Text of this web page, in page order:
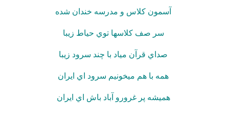
آسمون كلاس و مدرسه خندان شده
سر صف كلاسها توي حياط زيبا
صداي قرآن مياد با چند سرود زيبا
همه با هم ميخونيم سرود اي ايران
هميشه پر غرورو آباد باش اي ايران